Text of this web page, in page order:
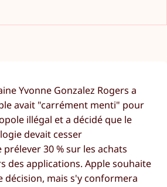
Yvonne Gonzalez Rogers a
avait "carrément menti" pour
illégal et a décidé que le
devait cesser
30 % sur les achats
des applications. Apple souhaite
décision, mais s'y conformera